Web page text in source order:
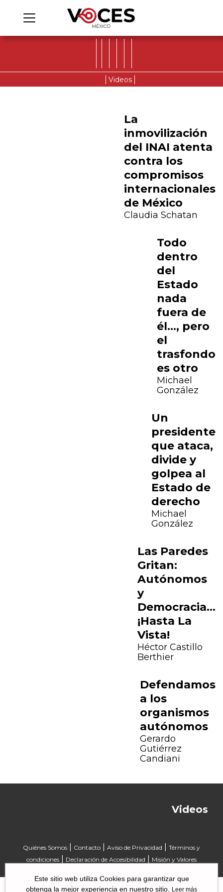
Videos
La
inmovilización
del INAI atenta
contra los
compromisos
internacionales
de México
Claudia Schatan
Todo
dentro
del
Estado
nada
fuera de
él…, pero
el
trasfondo
es otro
Michael
González
Un
presidente
que ataca,
divide y
golpea al
Estado de
derecho
Michael
González
Las Paredes
Gritan:
Autónomos
y
Democracia…
¡Hasta La
Vista!
Héctor Castillo
Berthier
Defendamos
a los
organismos
autónomos
Gerardo
Gutiérrez
Candiani
Next
Videos
Quiénes Somos Contacto Aviso de Privacidad
Términos y
condiciones
Declaración de Accesibilidad Misión y Valores
Este sitio web utiliza Cookies para garantizar que
obtenga la mejor experiencia en nuestro sitio.
Leer más